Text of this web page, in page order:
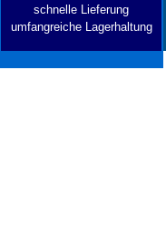
schnelle Lieferung
umfangreiche Lagerhaltung